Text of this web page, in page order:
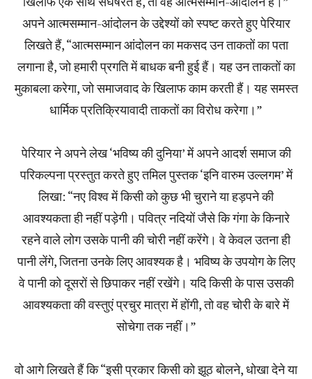
अपने आत्मसम्मान-आंदोलन के उद्देश्यों को स्पष्ट करते हुए पेरियार
लिखते हैं, “आत्मसम्मान आंदोलन का मकसद उन ताकतों का पता
लगाना है, जो हमारी प्रगति में बाधक बनी हुई हैं। यह उन ताकतों का
मुकाबला करेगा, जो समाजवाद के खिलाफ काम करती हैं। यह समस्त
धार्मिक प्रतिक्रियावादी ताकतों का विरोध करेगा।”
पेरियार ने अपने लेख ‘भविष्य की दुनिया’ में अपने आदर्श समाज की
परिकल्पना प्रस्तुत करते हुए तमिल पुस्तक ‘इनि वारुम उल्लगम’ में
लिखा: “नए विश्व में किसी को कुछ भी चुराने या हड़पने की
आवश्यकता ही नहीं पड़ेगी। पवित्र नदियों जैसे कि गंगा के किनारे
रहने वाले लोग उसके पानी की चोरी नहीं करेंगे। वे केवल उतना ही
पानी लेंगे, जितना उनके लिए आवश्यक है। भविष्य के उपयोग के लिए
वे पानी को दूसरों से छिपाकर नहीं रखेंगे। यदि किसी के पास उसकी
आवश्यकता की वस्तुएं प्रचुर मात्रा में होंगी, तो वह चोरी के बारे में
सोचेगा तक नहीं।”
वो आगे लिखते हैं कि “इसी प्रकार किसी को झूठ बोलने, धोखा देने या